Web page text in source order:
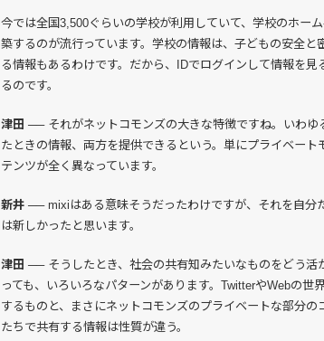
今では全国3,500ぐらいの学校が利用していて、学校のホー
築するのが流行っています。学校の情報は、子どもの安全と
る情報もあるわけです。だから、IDでログインして情報を
るのです。
津田 ── それがネットコモンズの大きな特徴ですね。いわ
たときの情報、両方を提供できるという。単にプライベー
テンツが全く異なっています。
新井 ── mixiはある意味そうだったわけですが、それを自分
は新しかったと思います。
津田 ── そうしたとき、社会の共有知みたいなものをどう
っても、いろいろなパターンがあります。TwitterやWebの
するものと、まさにネットコモンズのプライベートな部分
たちで共有する情報は性質が違う。